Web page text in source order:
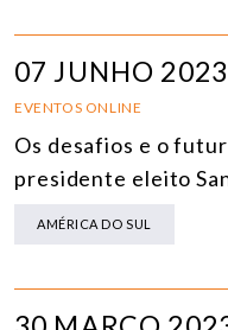
07 JUNHO 2023
EVENTOS ONLINE
Os desafios e o
presidente eleito
AMÉRICA DO SUL